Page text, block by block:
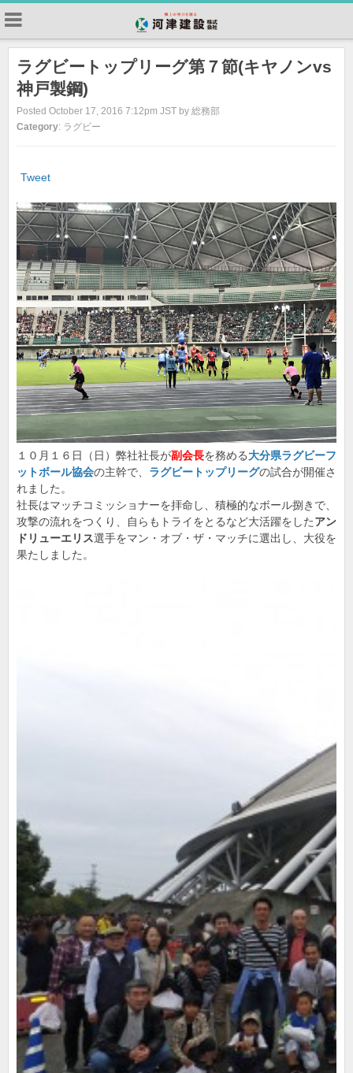
ラグビートップリーグ第７節(キヤノンvs
神戸製鋼)
Posted October 17, 2016 7:12pm JST by 総務部
Category: ラグビー
Tweet
１０月１６日（日）弊社社長が副会長を務める大分県ラグビーフ
ットボール協会の主幹で、 ラグビートップリーグの試合が開催さ
れました。
社長はマッチコミッショナーを拝命し、積極的なボール捌きで、
攻撃の流れをつくり、自らもトライをとるなど大活躍をしたアン
ドリューエリス選手をマン・オブ・ザ・マッチに選出し、大役を
果たしました。